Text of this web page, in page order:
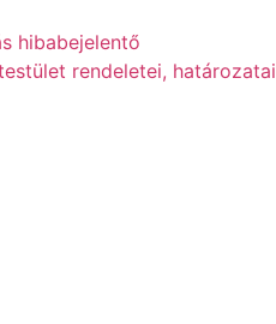
hibabejelentő
rendeletei, határozatai